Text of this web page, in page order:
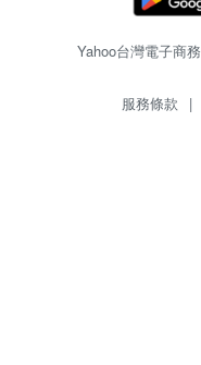
Yahoo台灣電子商
服務條款 |